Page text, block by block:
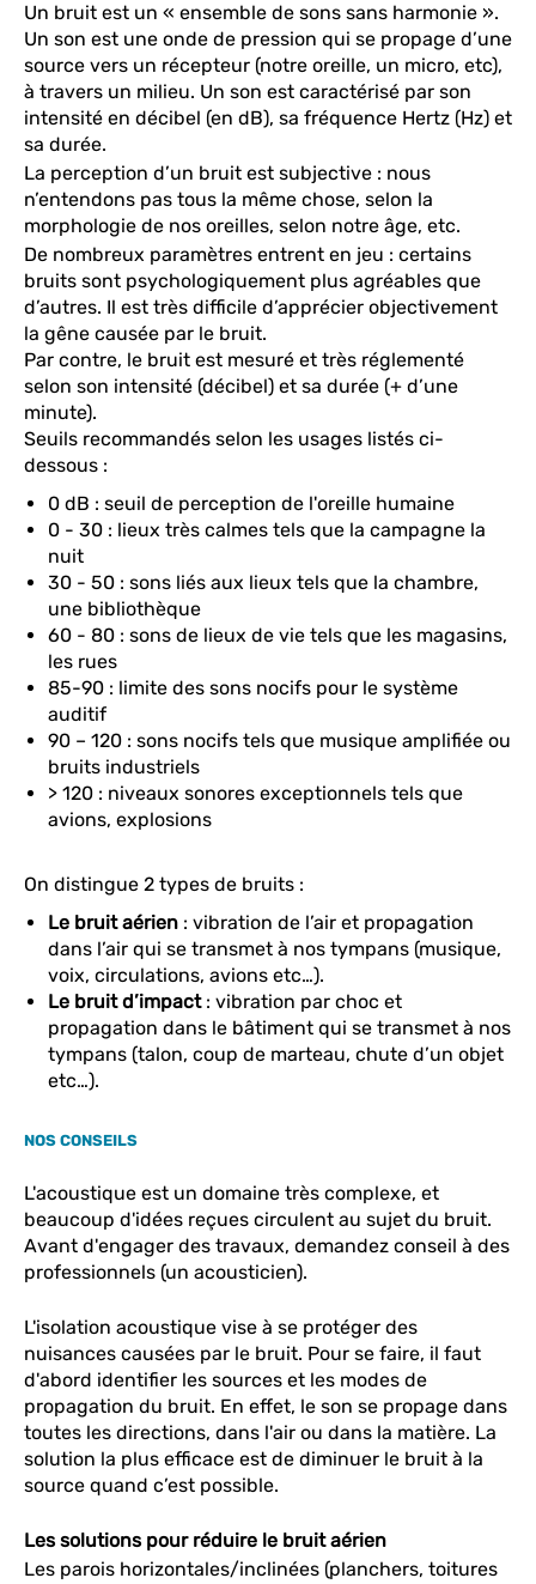
Un bruit est un « ensemble de sons sans harmonie ».
Un son est une onde de pression qui se propage d’une
source vers un récepteur (notre oreille, un micro, etc),
à travers un milieu. Un son est caractérisé par son
intensité en décibel (en dB), sa fréquence Hertz (Hz) et
sa durée.
La perception d’un bruit est subjective : nous
n’entendons pas tous la même chose, selon la
morphologie de nos oreilles, selon notre âge, etc.
De nombreux paramètres entrent en jeu : certains
bruits sont psychologiquement plus agréables que
d’autres. Il est très difficile d’apprécier objectivement
la gêne causée par le bruit.
Par contre, le bruit est mesuré et très réglementé
selon son intensité (décibel) et sa durée (+ d’une
minute).
Seuils recommandés selon les usages listés ci-
dessous :
0 dB : seuil de perception de l'oreille humaine
0 - 30 : lieux très calmes tels que la campagne la
nuit
30 - 50 : sons liés aux lieux tels que la chambre,
une bibliothèque
60 - 80 : sons de lieux de vie tels que les magasins,
les rues
85-90 : limite des sons nocifs pour le système
auditif
90 – 120 : sons nocifs tels que musique amplifiée ou
bruits industriels
> 120 : niveaux sonores exceptionnels tels que
avions, explosions
On distingue 2 types de bruits :
Le bruit aérien : vibration de l’air et propagation
dans l’air qui se transmet à nos tympans (musique,
voix, circulations, avions etc…).
Le bruit d’impact: vibration par choc et
propagation dans le bâtiment qui se transmet à nos
tympans (talon, coup de marteau, chute d’un objet
etc…).
NOS CONSEILS
L'acoustique est un domaine très complexe, et
beaucoup d'idées reçues circulent au sujet du bruit.
Avant d'engager des travaux, demandez conseil à des
professionnels (un acousticien).
L'isolation acoustique vise à se protéger des
nuisances causées par le bruit. Pour se faire, il faut
d'abord identifier les sources et les modes de
propagation du bruit. En effet, le son se propage dans
toutes les directions, dans l'air ou dans la matière. La
solution la plus efficace est de diminuer le bruit à la
source quand c’est possible.
Les solutions pour réduire le bruit aérien
Les parois horizontales/inclinées (planchers, toitures